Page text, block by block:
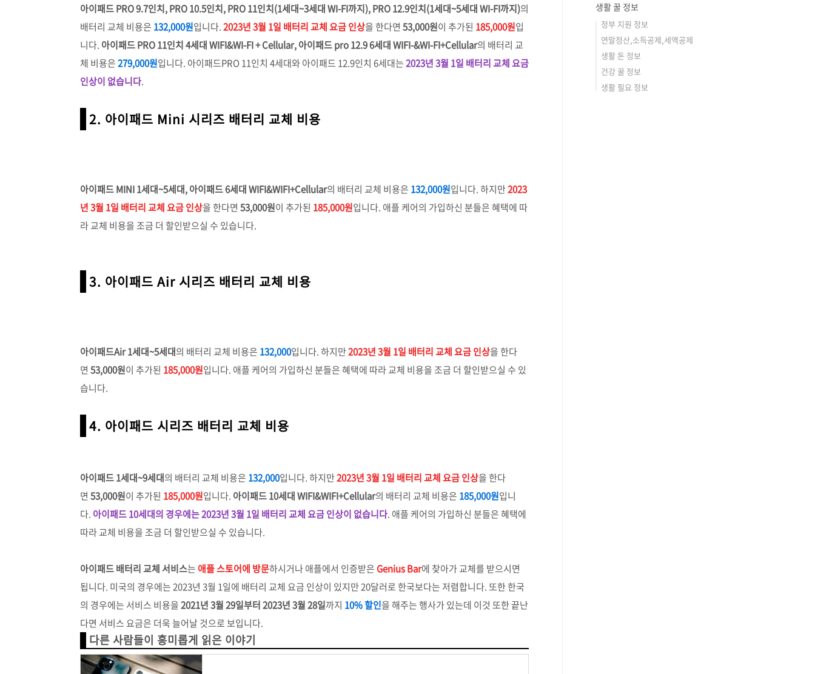
아이패드 PRO 9.7인치, PRO 10.5인치, PRO 11인치(1세대~3세대 WI-FI까지), PRO 12.9인치(1세대~5세대 WI-FI까지)의
배터리 교체 비용은 132,000원입니다.2023년 3월 1일 배터리 교체 요금 인상을 한다면 53,000원이 추가된 185,000원입
니다. 아이패드 PRO 11인치 4세대 WIFI&WI-FI + Cellular, 아이패드 pro 12.9 6세대 WIFI-&WI-FI+Cellular의 배터리 교
체 비용은279,000원입니다. 아이패드PRO 11인치 4세대와 아이패드 12.9인치 6세대는2023년 3월 1일 배터리 교체 요금
인상이 없습니다.
2. 아이패드 Mini 시리즈 배터리 교체 비용
아이패드 MINI 1세대~5세대, 아이패드 6세대 WIFI&WIFI+Cellular의 배터리 교체 비용은 132,000원입니다. 하지만2023
년 3월 1일 배터리 교체 요금 인상을 한다면 53,000원이 추가된 185,000원입니다. 애플 케어의 가입하신 분들은 혜택에 따
라 교체 비용을 조금 더 할인받으실 수 있습니다.
3. 아이패드 Air 시리즈 배터리 교체 비용
아이패드Air 1세대~5세대의 배터리 교체 비용은 132,000입니다. 하지만2023년 3월 1일 배터리 교체 요금 인상을 한다
면 53,000원이 추가된 185,000원입니다. 애플 케어의 가입하신 분들은 혜택에 따라 교체 비용을 조금 더 할인받으실 수 있
습니다.
4. 아이패드 시리즈 배터리 교체 비용
아이패드 1세대~9세대의 배터리 교체 비용은 132,000입니다. 하지만2023년 3월 1일 배터리 교체 요금 인상을 한다
면 53,000원이 추가된 185,000원입니다. 아이패드 10세대 WIFI&WIFI+Cellular의 배터리 교체 비용은 185,000원입니
다. 아이패드 10세대의 경우에는 2023년 3월 1일 배터리 교체 요금 인상이 없습니다. 애플 케어의 가입하신 분들은 혜택에
따라 교체 비용을 조금 더 할인받으실 수 있습니다.
아이패드 배터리 교체 서비스는 애플 스토어에 방문하시거나 애플에서 인증받은 Genius Bar에 찾아가 교체를 받으시면
됩니다. 미국의 경우에는 2023년 3월 1일에 배터리 교체 요금 인상이 있지만 20달러로 한국보다는 저렴합니다. 또한 한국
의 경우에는 서비스 비용을2021년 3월 29일부터 2023년 3월 28일까지 10% 할인을 해주는 행사가 있는데 이것 또한 끝난
다면 서비스 요금은 더욱 늘어날 것으로 보입니다.
다른 사람들이 흥미롭게 읽은 이야기
생활 꿀 정보
정부 지원 정보
연말정산,소득공제,세액공제
생활 돈 정보
건강 꿀 정보
생활 필요 정보